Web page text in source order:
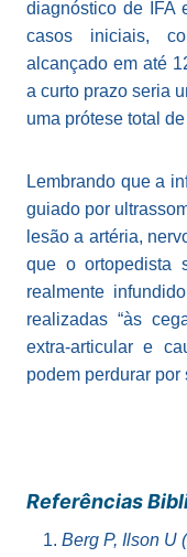
diagnóstico de IFA
casos iniciais,
alcançado em até
a curto prazo seria
uma prótese total
Lembrando que a
guiado por
lesão a artéria,
que o ortopedista
realmente
realizadas “às
extra-articular e
podem perdurar por
Referências
Berg P, Ilson U